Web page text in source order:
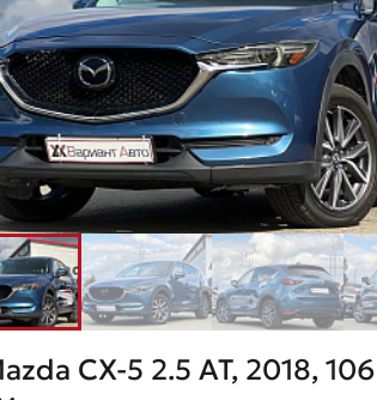
CX-5 2.5 AT, 2018,